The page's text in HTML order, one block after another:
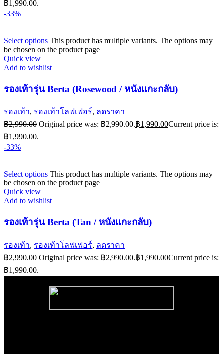
฿1,990.00.
-33%
Select options This product has multiple variants. The options may
be chosen on the product page
Quick view
Add to wishlist
รองเท้ารุ่น Berta (Rosewood / หนังแกะกลับ)
รองเท้า, รองเท้าโลฟเฟอร์, ลดราคา
฿2,990.00 Original price was: ฿2,990.00.฿1,990.00Current price is:
฿1,990.00.
-33%
Select options This product has multiple variants. The options may
be chosen on the product page
Quick view
Add to wishlist
รองเท้ารุ่น Berta (Tan / หนังแกะกลับ)
รองเท้า, รองเท้าโลฟเฟอร์, ลดราคา
฿2,990.00 Original price was: ฿2,990.00.฿1,990.00Current price is:
฿1,990.00.